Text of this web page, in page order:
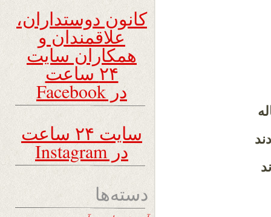
کانون دوستداران،
علاقمندان و
همکاران سایت
۲۴ ساعت
در Facebook
سایت ۲۴ ساعت
در Instagram
دسته‌ها